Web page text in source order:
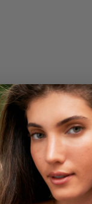
eller en særlig
en favorit. De
hvilket
navn, et kælenavn
tage sig af alle
og er